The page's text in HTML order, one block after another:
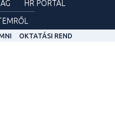
HR PORTÁL
OKTATÁSI REND